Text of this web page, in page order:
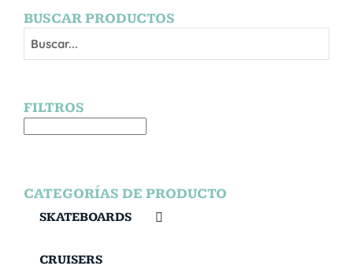
BUSCAR PRODUCTOS
FILTROS
CATEGORÍAS DE PRODUCTO
SKATEBOARDS
CRUISERS